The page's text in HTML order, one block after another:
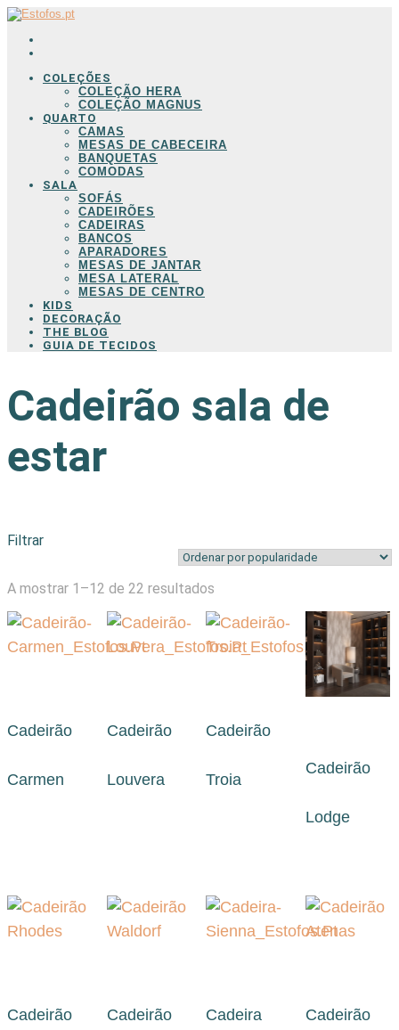
COLEÇÕES
COLEÇÃO HERA
COLEÇÃO MAGNUS
QUARTO
CAMAS
MESAS DE CABECEIRA
BANQUETAS
COMODAS
SALA
SOFÁS
CADEIRÕES
CADEIRAS
BANCOS
APARADORES
MESAS DE JANTAR
MESA LATERAL
MESAS DE CENTRO
KIDS
DECORAÇÃO
THE BLOG
GUIA DE TECIDOS
Cadeirão sala de
estar
Filtrar
A mostrar 1–12 de 22 resultados
popularidade
Cadeirão
Carmen
Cadeirão
Louvera
Cadeirão
Troia
Cadeirão
Lodge
Cadeirão Cadeirão Cadeira Cadeirão